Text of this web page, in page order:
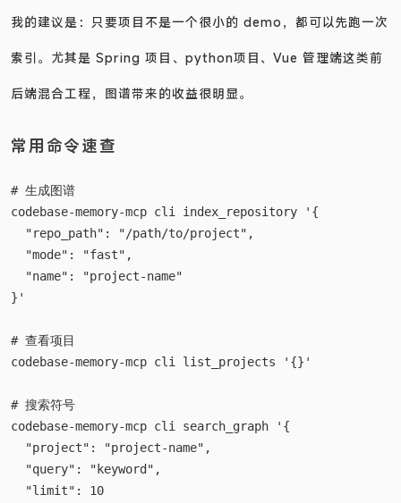
我的建议是：只要项目不是一个很小的 demo，都可以先跑一次
索引。尤其是 Spring 项目、python项目、Vue 管理端这类前
后端混合工程，图谱带来的收益很明显。
常用命令速查
# 生成图谱
codebase-memory-mcp cli index_repository '{
  "repo_path": "/path/to/project",
  "mode": "fast",
  "name": "project-name"
}'
# 查看项目
codebase-memory-mcp cli list_projects '{}'
# 搜索符号
codebase-memory-mcp cli search_graph '{
  "project": "project-name",
  "query": "keyword",
  "limit": 10